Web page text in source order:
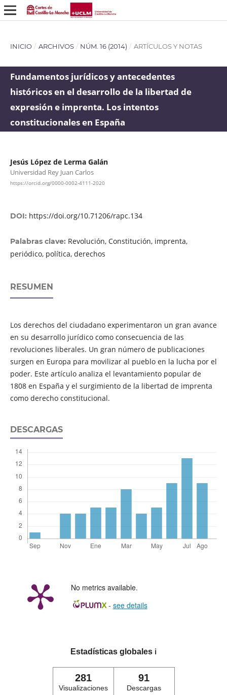
INICIO / ARCHIVOS / NÚM. 16 (2014) / ARTÍCULOS Y NOTAS
Fundamentos jurídicos y antecedentes
históricos en el desarrollo de la libertad de
expresión e imprenta. Los intentos
constitucionales en España
Jesús López de Lerma Galán
Universidad Rey Juan Carlos
https://orcid.org/0000-0002-4111-2020
DOI: https://doi.org/10.71206/rapc.134
Palabras clave: Revolución, Constitución, imprenta,
periódico, política, derechos
RESUMEN
Los derechos del ciudadano experimentaron un gran avance
en su desarrollo jurídico como consecuencia de las
revoluciones liberales. Un gran número de publicaciones
surgen en Europa para movilizar al pueblo en la lucha por el
poder. Este artículo analiza el levantamiento popular de
1808 en España y el surgimiento de la libertad de imprenta
como derecho constitucional.
DESCARGAS
No metrics available.
- see details
Estadísticas globales ℹ️
281
Visualizaciones
91
Descargas